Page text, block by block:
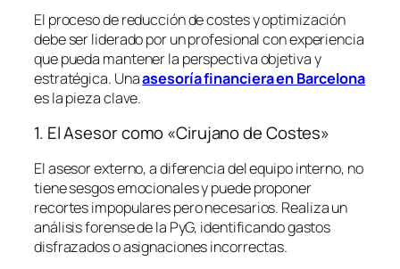
El proceso de reducción de costes y optimización
debe ser liderado por un profesional con experiencia
que pueda mantener la perspectiva objetiva y
estratégica. Unaasesoría financiera en Barcelona
es la pieza clave.
1. El Asesor como «Cirujano de Costes»
El asesor externo, a diferencia del equipo interno, no
tiene sesgos emocionales y puede proponer
recortes impopulares pero necesarios. Realiza un
análisis forense de la PyG, identificando gastos
disfrazados o asignaciones incorrectas.